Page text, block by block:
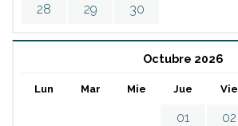
28
29 30
Octubre 2026
Lun Mar Mie Jue Vie
01 02